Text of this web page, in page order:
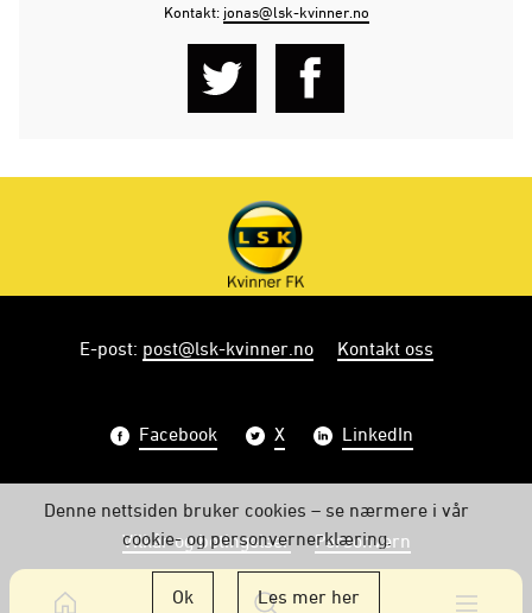
Kontakt: jonas@lsk-kvinner.no
E-post: post@lsk-kvinner.no Kontakt oss
Facebook X LinkedIn
Vilkår og betingelser Personvern
Denne nettsiden bruker cookies – se nærmere i vår
cookie- og personvernerklæring.
Ok Les mer her